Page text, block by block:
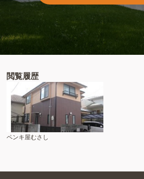
閲覧履歴
ペンキ屋むさし